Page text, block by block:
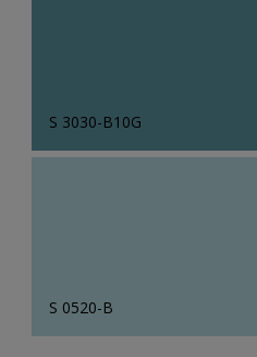
S 3030-B10G
S 0520-B